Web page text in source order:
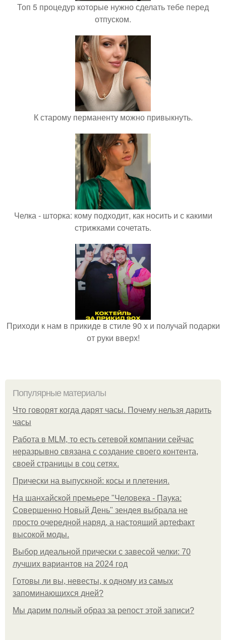
Топ 5 процедур которые нужно сделать тебе перед
отпуском.
К старому перманенту можно привыкнуть.
Челка - шторка: кому подходит, как носить и с какими
стрижками сочетать.
Приходи к нам в прикиде в стиле 90 х и получай подарки
от руки вверх!
Популярные материалы
Что говорят когда дарят часы. Почему нельзя дарить
часы
Работа в MLM, то есть сетевой компании сейчас
неразрывно связана с создание своего контента,
своей страницы в соц сетях.
Прически на выпускной: косы и плетения.
На шанхайской премьере "Человека - Паука:
Совершенно Новый День" зендея выбрала не
просто очередной наряд, а настоящий артефакт
высокой моды.
Выбор идеальной прически с завесой челки: 70
лучших вариантов на 2024 год
Готовы ли вы, невесты, к одному из самых
запоминающихся дней?
Мы дарим полный образ за репост этой записи?